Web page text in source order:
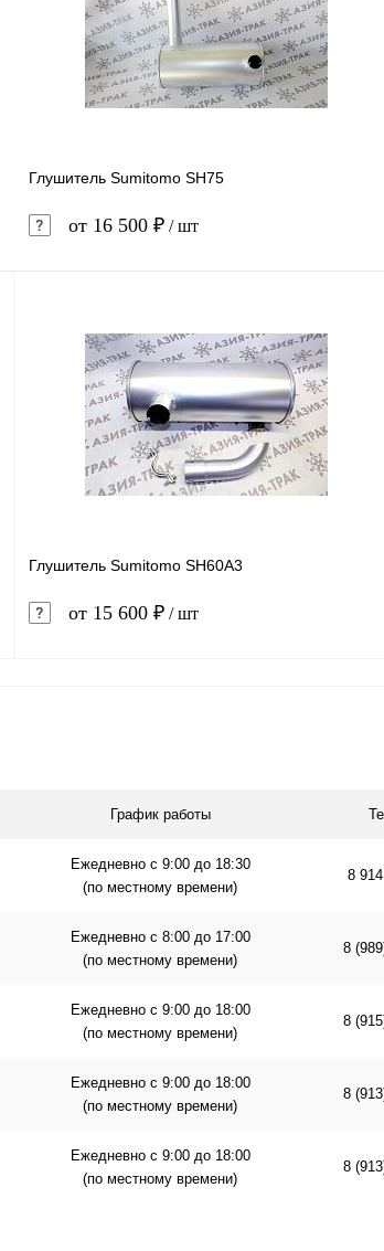
В избранное В наличии
Глушитель Sumitomo SH75
от 16 500 ₽ / шт
Купить в 1 клик Сравнение
В избранное В наличии
Глушитель Sumitomo SH60A3
от 15 600 ₽ / шт
График работы
Ежедневно с 9:00 до 18:30
(по местному времени)
8
Ежедневно с 8:00 до 17:00
(по местному времени)
8
Ежедневно с 9:00 до 18:00
(по местному времени)
8
Ежедневно с 9:00 до 18:00
(по местному времени)
8
Ежедневно с 9:00 до 18:00
(по местному времени)
8